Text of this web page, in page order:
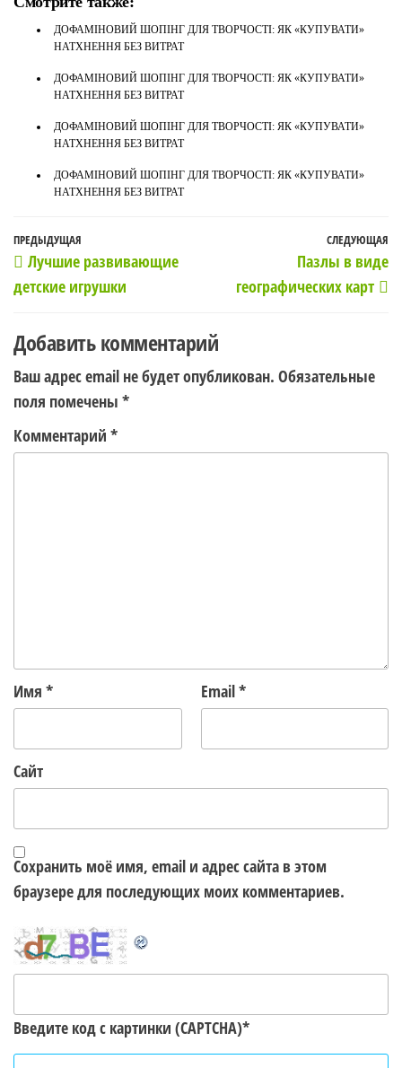
ДОФАМІНОВИЙ ШОПІНГ ДЛЯ ТВОРЧОСТІ: ЯК «КУПУВАТИ»
НАТХНЕННЯ БЕЗ ВИТРАТ
ДОФАМІНОВИЙ ШОПІНГ ДЛЯ ТВОРЧОСТІ: ЯК «КУПУВАТИ»
НАТХНЕННЯ БЕЗ ВИТРАТ
ДОФАМІНОВИЙ ШОПІНГ ДЛЯ ТВОРЧОСТІ: ЯК «КУПУВАТИ»
НАТХНЕННЯ БЕЗ ВИТРАТ
ДОФАМІНОВИЙ ШОПІНГ ДЛЯ ТВОРЧОСТІ: ЯК «КУПУВАТИ»
НАТХНЕННЯ БЕЗ ВИТРАТ
Навигация
по
записям
Предыдущая
запись
ПРЕДЫДУЩАЯ
Лучшие развивающие
детские игрушки
СЛЕДУЮЩАЯ
Пазлы в виде
географических карт
Добавить комментарий
Ваш адрес email не будет опубликован. Обязательные
поля помечены *
Комментарий *
Имя * Email*
Сайт
Сохранить моё имя, email и адрес сайта в этом
браузере для последующих моих комментариев.
Введите код с картинки (CAPTCHA)*